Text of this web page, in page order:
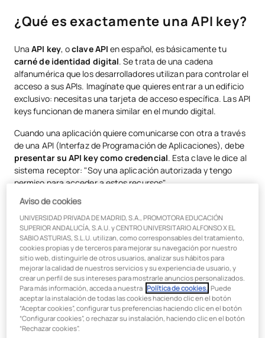
Para qué sirve una clave API: funciones principales
Autenticación y autorización
Control de acceso
Seguimiento y monitoreo
¿Una clave API es una contraseña?
Cómo funciona una API y su integración
Mejores prácticas de seguridad
Ejemplos prácticos de uso
Conexión con la formación académica
¿Qué es exactamente una API key?
UnaAPI key, oclave API en español, es básicamente tu
carné de identidad digital. Se trata de una cadena
alfanumérica que los desarrolladores utilizan para controlar el
acceso a sus APIs. Imagínate que quieres entrar a un edificio
exclusivo: necesitas una tarjeta de acceso específica. Las API
keys funcionan de manera similar en el mundo digital.
Cuando una aplicación quiere comunicarse con otra a través
de una API (Interfaz de Programación de Aplicaciones), debe
presentar su API key como credencial. Esta clave le dice al
sistema receptor: "Soy una aplicación autorizada y tengo
permiso para acceder a estos recursos".
Para qué sirve una clave API:
funciones principales
LasAPI keyscumplen varias funciones esenciales en el
desarrollo de aplicaciones:
Autenticación y autorización
Actúan como identificadores únicos que permitenautenticar
y autorizar solicitudes a una API
Aviso de cookies
UNIVERSIDAD PRIVADA DE MADRID, S.A., PROMOTORA EDUCACIÓN
SUPERIOR ANDALUCÍA, S.A.U. y CENTRO UNIVERSITARIO ALFONSO X EL
SABIO ASTURIAS, S.L.U. utilizan, como corresponsables del tratamiento,
cookies propias y de terceros para mejorar su navegación por nuestro
sitio web, distinguirle de otros usuarios, analizar sus hábitos para
mejorar la calidad de nuestros servicios y su experiencia de usuario, y
crear un perfil de sus intereses para mostrarle anuncios personalizados.
Para más información, acceda a nuestra Política de cookies. . Puede
aceptar la instalación de todas las cookies haciendo clic en el botón
“Aceptar cookies”, configurar tus preferencias haciendo clic en el botón
“Configurar cookies”, o rechazar su instalación, haciendo clic en el botón
“Rechazar cookies”.